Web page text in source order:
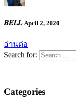
𝐵𝐸𝐿𝐿 April 2, 2020
อ่านต่อ
Search for:
Categories